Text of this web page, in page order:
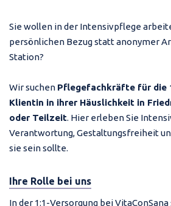
Sie wollen in der Intensivpflege
persönlichen Bezug statt anonymer
Station?
Wir suchen Pflegefachkräfte für die
Klientin in ihrer Häuslichkeit in
oder Teilzeit. Hier erleben Sie
Verantwortung, Gestaltungsfreiheit
sie sein sollte.
Ihre Rolle bei uns
In der 1:1-Versorgung bei